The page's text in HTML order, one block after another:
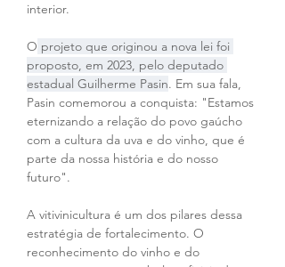
interior.
O projeto que originou a nova lei foi
proposto, em 2023, pelo deputado
estadual Guilherme Pasin. Em sua fala,
Pasin comemorou a conquista: "Estamos
eternizando a relação do povo gaúcho
com a cultura da uva e do vinho, que é
parte da nossa história e do nosso
futuro".
A vitivinicultura é um dos pilares dessa
estratégia de fortalecimento. O
reconhecimento do vinho e do